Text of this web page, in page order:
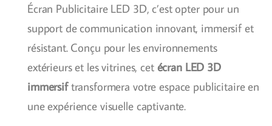
Écran Publicitaire LED 3D, c’est opter pour un
support de communication innovant, immersif et
résistant. Conçu pour les environnements
extérieurs et les vitrines, cetécran LED 3D
immersiftransformera votre espace publicitaire en
une expérience visuelle captivante.